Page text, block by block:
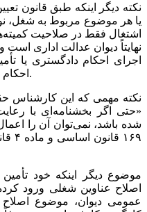
نکته دیگر اینکه طبق قانون
یا هر موضوع مربوط به شغل،
اشتغال فقط در صلاحیت
نهایتاً دیوان عدالت اداری است
اجرای احکام دادگستری یا
احکام صادر ابلاغی از این سه مرجع هستند.
نکته مهمی که این کارشناس
«حتی اگر بخشنامه‌ای با
شده باشد، نمی‌توان آن را
موضوع دیگر اینکه خود
اصلاح عناوین شغلی ورود
عمومی دیوان، موضوع